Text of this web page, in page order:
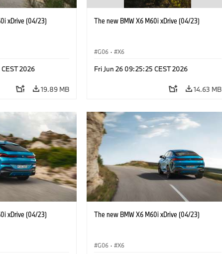
xDrive (04/23)
2026
19.89 MB
The new BMW X6 M60i xDrive (04/23)
G06 · X6
Fri Jun 26 09:25:25 CEST 2026
14.63 MB
xDrive (04/23) The new BMW X6 M60i xDrive (04/23)
G06 · X6